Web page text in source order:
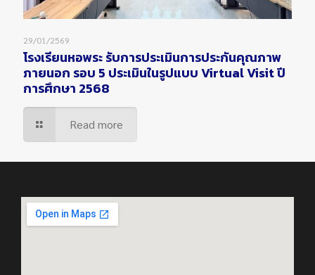
29/01/2569
โรงเรียนหอพระ รับการประเมินการประกันคุณภาพ
ภายนอก รอบ 5 ประเมินในรูปแบบ Virtual Visit ปี
การศึกษา 2568
Read more